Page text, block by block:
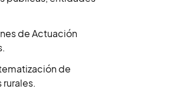
de Actuación
de